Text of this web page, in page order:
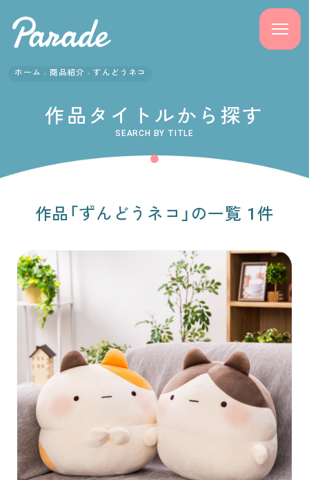
ニュース
よくある質問
サポート
お問い合わせ
PRIZE 公式 X
PRIZE 公式 Instagram
CAPSULE TOY 公式 X
ホーム 商品紹介 ずんどうネコ
作品タイトルから探す
SEARCH BY TITLE
作品「ずんどうネコ」の一覧 1件